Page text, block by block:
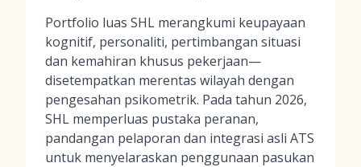
Portfolio luas SHL merangkumi keupayaan
kognitif, personaliti, pertimbangan situasi
dan kemahiran khusus pekerjaan—
disetempatkan merentas wilayah dengan
pengesahan psikometrik. Pada tahun 2026,
SHL memperluas pustaka peranan,
pandangan pelaporan dan integrasi asli ATS
untuk menyelaraskan penggunaan pasukan